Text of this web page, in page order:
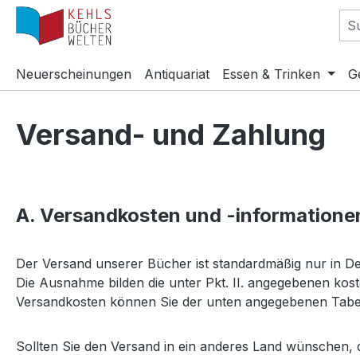
Hauptinhalt springen
Zur Suche springen
Zur Hauptnavigation springen
Neuerscheinungen Antiquariat Essen & Trinken
Versand- und Zahlung
A. Versandkosten und -
Der Versand unserer Bücher ist standardmäßig nur in
Die Ausnahme bilden die unter Pkt. II. angegebenen
Versandkosten können Sie der unten angegebenen
Sollten Sie den Versand in ein anderes Land